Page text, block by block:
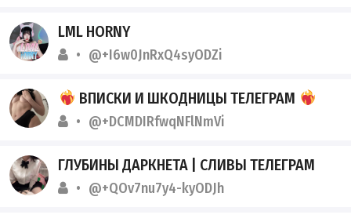
LML HORNY
@+I6w0JnRxQ4syODZi
ВПИСКИ И ШКОДНИЦЫ ТЕЛЕГРАМ
@+DCMDIRfwqNFlNmVi
ГЛУБИНЫ ДАРКНЕТА | СЛИВЫ ТЕЛЕГРАМ
@+QOv7nu7y4-kyODJh